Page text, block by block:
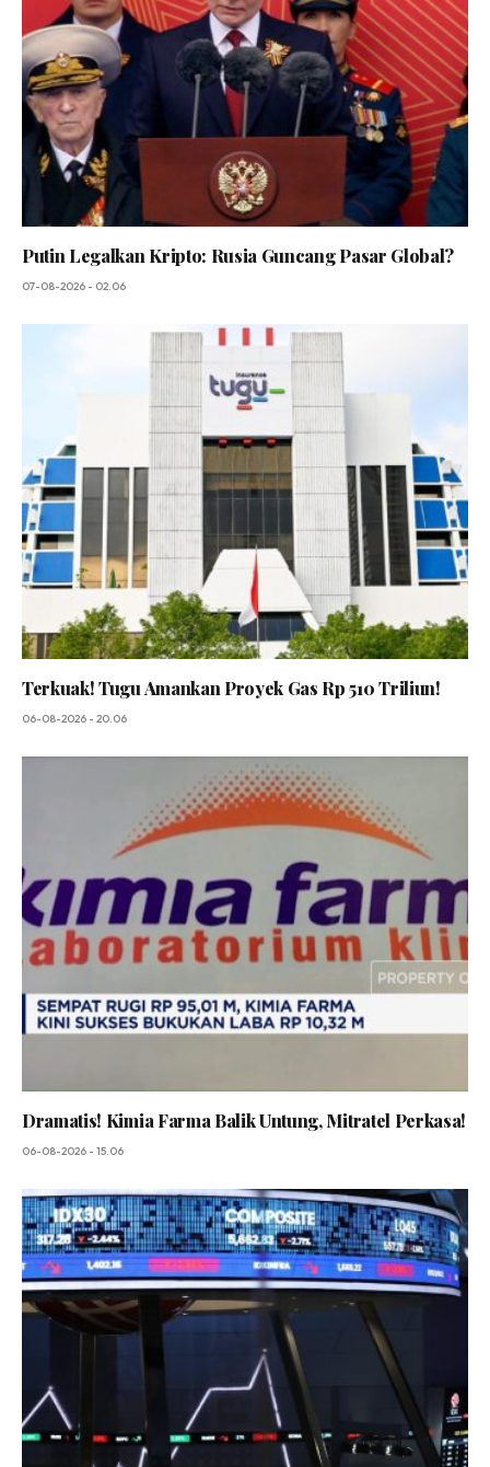
Putin Legalkan Kripto: Rusia Guncang Pasar Global?
07-08-2026 - 02.06
Terkuak! Tugu Amankan Proyek Gas Rp 510 Triliun!
06-08-2026 - 20.06
Dramatis! Kimia Farma Balik Untung, Mitratel Perkasa!
06-08-2026 - 15.06